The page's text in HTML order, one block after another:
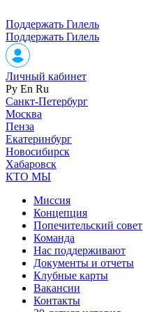
Поддержать Гилель
Поддержать Гилель
Личный кабинет
Ру En Ru
Санкт-Петербург
Москва
Пенза
Екатеринбург
Новосибирск
Хабаровск
КТО МЫ
Миссия
Концепция
Попечительский совет
Команда
Нас поддерживают
Документы и отчеты
Клубные карты
Вакансии
Контакты